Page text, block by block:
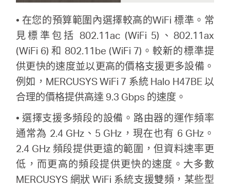
• 在您的預算範圍內選擇較高的WiFi 標準。常
見標準包括 802.11ac (WiFi 5)、802.11ax
(WiFi 6) 和 802.11be (WiFi 7)。較新的標準提
供更快的速度並以更高的價格支援更多設備。
例如，MERCUSYS WiFi 7 系統 Halo H47BE 以
合理的價格提供高達 9.3 Gbps 的速度。
• 選擇支援多頻段的設備。路由器的運作頻率
通常為 2.4 GHz、5 GHz，現在也有 6 GHz。
2.4 GHz 頻段提供更遠的範圍，但資料速率更
低，而更高的頻段提供更快的速度。大多數
MERCUSYS 網狀 WiFi 系統支援雙頻，某些型